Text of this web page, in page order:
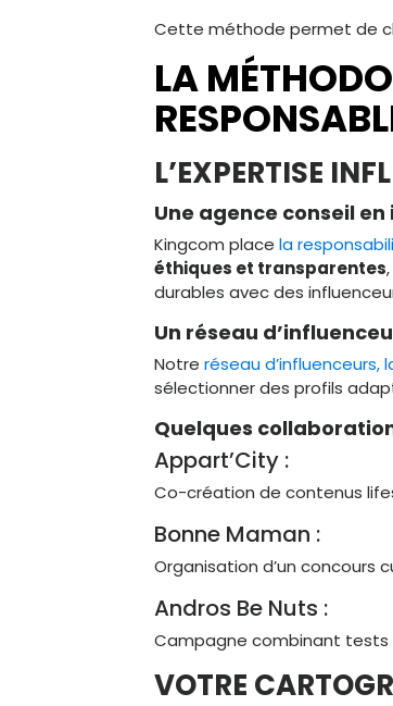
Cette méthode permet de
LA
L’EXPERTISE
Une agence conseil
Kingcom place la
éthiques et transparentes
durables avec des
Un réseau
Notre réseau d’influenceurs,
sélectionner des profils
Quelques
Appart’City :
Co-création de contenus
Bonne Maman :
Organisation d’un concours
Andros Be Nuts :
Campagne combinant tests
VOTRE